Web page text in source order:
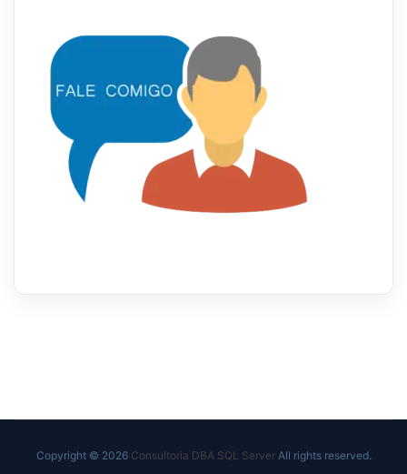
Copyright © 2026 Consultoria DBA SQL ServerAll rights reserved.